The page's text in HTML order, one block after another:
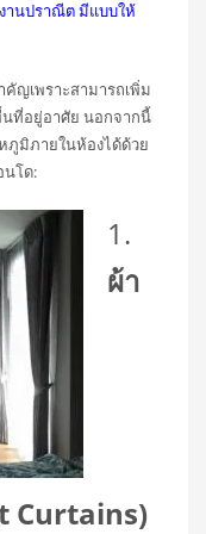
านปราณีต มีแบบให้
คัญเพราะสามารถเพิ่ม
นที่อยู่อาศัย นอกจากนี้
ภูมิภายในห้องได้ด้วย
นโด:
1.
ผ้า
Curtains)